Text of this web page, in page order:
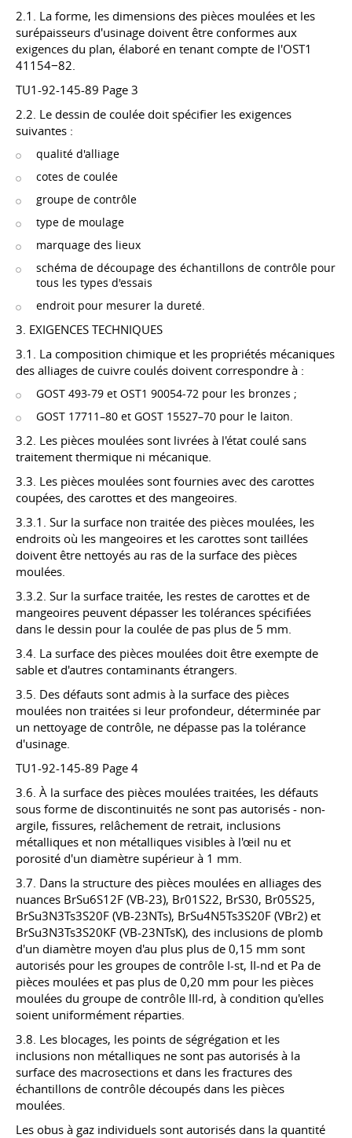
2.1. La forme, les dimensions des pièces moulées et les
surépaisseurs d'usinage doivent être conformes aux
exigences du plan, élaboré en tenant compte de l'OST1
41154−82.
TU1-92-145-89 Page 3
2.2. Le dessin de coulée doit spécifier les exigences
suivantes :
qualité d'alliage
cotes de coulée
groupe de contrôle
type de moulage
marquage des lieux
schéma de découpage des échantillons de contrôle pour
tous les types d'essais
endroit pour mesurer la dureté.
3. EXIGENCES TECHNIQUES
3.1. La composition chimique et les propriétés mécaniques
des alliages de cuivre coulés doivent correspondre à :
GOST 493-79 et OST1 90054-72 pour les bronzes ;
GOST 17711–80 et GOST 15527–70 pour le laiton.
3.2. Les pièces moulées sont livrées à l'état coulé sans
traitement thermique ni mécanique.
3.3. Les pièces moulées sont fournies avec des carottes
coupées, des carottes et des mangeoires.
3.3.1. Sur la surface non traitée des pièces moulées, les
endroits où les mangeoires et les carottes sont taillées
doivent être nettoyés au ras de la surface des pièces
moulées.
3.3.2. Sur la surface traitée, les restes de carottes et de
mangeoires peuvent dépasser les tolérances spécifiées
dans le dessin pour la coulée de pas plus de 5 mm.
3.4. La surface des pièces moulées doit être exempte de
sable et d'autres contaminants étrangers.
3.5. Des défauts sont admis à la surface des pièces
moulées non traitées si leur profondeur, déterminée par
un nettoyage de contrôle, ne dépasse pas la tolérance
d'usinage.
TU1-92-145-89 Page 4
3.6. À la surface des pièces moulées traitées, les défauts
sous forme de discontinuités ne sont pas autorisés - non-
argile, fissures, relâchement de retrait, inclusions
métalliques et non métalliques visibles à l'œil nu et
porosité d'un diamètre supérieur à 1 mm.
3.7. Dans la structure des pièces moulées en alliages des
nuances BrSu6S12F (VB-23), Br01S22, BrS30, Br05S25,
BrSu3N3Ts3S20F (VB-23NTs), BrSu4N5Ts3S20F (VBr2) et
BrSu3N3Ts3S20KF (VB-23NTsK), des inclusions de plomb
d'un diamètre moyen d'au plus plus de 0,15 mm sont
autorisés pour les groupes de contrôle I-st, II-nd et Pa de
pièces moulées et pas plus de 0,20 mm pour les pièces
moulées du groupe de contrôle III-rd, à condition qu'elles
soient uniformément réparties.
3.8. Les blocages, les points de ségrégation et les
inclusions non métalliques ne sont pas autorisés à la
surface des macrosections et dans les fractures des
échantillons de contrôle découpés dans les pièces
moulées.
Les obus à gaz individuels sont autorisés dans la quantité